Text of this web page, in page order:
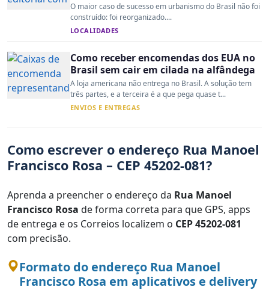
O maior caso de sucesso em urbanismo do Brasil não foi
construído: foi reorganizado....
LOCALIDADES
Como receber encomendas dos EUA no
Brasil sem cair em cilada na alfândega
A loja americana não entrega no Brasil. A solução tem
três partes, e a terceira é a que pega quase t...
ENVIOS E ENTREGAS
Como escrever o endereço Rua Manoel
Francisco Rosa – CEP 45202-081?
Aprenda a preencher o endereço da Rua Manoel
Francisco Rosa de forma correta para que GPS, apps
de entrega e os Correios localizem o CEP 45202-081
com precisão.
Formato do endereço Rua Manoel
Francisco Rosa em aplicativos e delivery